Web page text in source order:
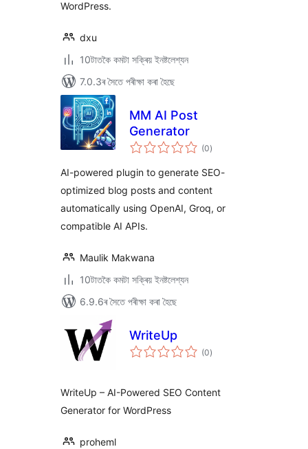
WordPress.
dxu
10টাতকৈ কমটা সক্ৰিয় ইনষ্টলেশ্যন
7.0.3ৰ সৈতে পৰীক্ষা কৰা হৈছে
MM AI Post
Generator
(0টা
মুঠ)
AI-powered plugin to generate SEO-
optimized blog posts and content
automatically using OpenAI, Groq, or
compatible AI APIs.
Maulik Makwana
10টাতকৈ কমটা সক্ৰিয় ইনষ্টলেশ্যন
6.9.6ৰ সৈতে পৰীক্ষা কৰা হৈছে
WriteUp
(0টা
মুঠ)
WriteUp – AI-Powered SEO Content
Generator for WordPress
proheml